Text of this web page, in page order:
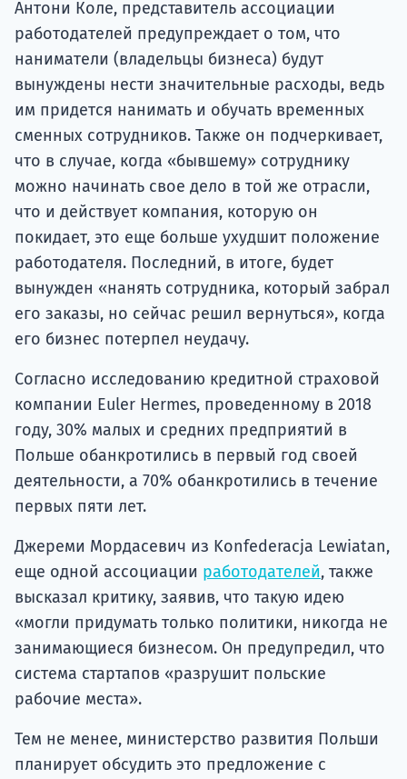
Антони Коле, представитель ассоциации
работодателей предупреждает о том, что
наниматели (владельцы бизнеса) будут
вынуждены нести значительные расходы, ведь
им придется нанимать и обучать временных
сменных сотрудников. Также он подчеркивает,
что в случае, когда «бывшему» сотруднику
можно начинать свое дело в той же отрасли,
что и действует компания, которую он
покидает, это еще больше ухудшит положение
работодателя. Последний, в итоге, будет
вынужден «нанять сотрудника, который забрал
его заказы, но сейчас решил вернуться», когда
его бизнес потерпел неудачу.
Согласно исследованию кредитной страховой
компании Euler Hermes, проведенному в 2018
году, 30% малых и средних предприятий в
Польше обанкротились в первый год своей
деятельности, а 70% обанкротились в течение
первых пяти лет.
Джереми Мордасевич из Konfederacja Lewiatan,
еще одной ассоциации работодателей, также
высказал критику, заявив, что такую идею
«могли придумать только политики, никогда не
занимающиеся бизнесом. Он предупредил, что
система стартапов «разрушит польские
рабочие места».
Тем не менее, министерство развития Польши
планирует обсудить это предложение с